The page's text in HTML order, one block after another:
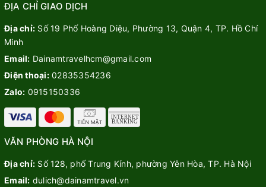
ĐỊA CHỈ GIAO DỊCH
Địa chỉ: Số 19 Phố Hoàng Diệu, Phường 13, Quận 4, TP. Hồ Chí
Minh
Email: Dainamtravelhcm@gmail.com
Điện thoại: 02835354236
Zalo: 0915150336
VĂN PHÒNG HÀ NỘI
Địa chỉ: Số 128, phố Trung Kính, phường Yên Hòa, TP. Hà Nội
Email: dulich@dainamtravel.vn